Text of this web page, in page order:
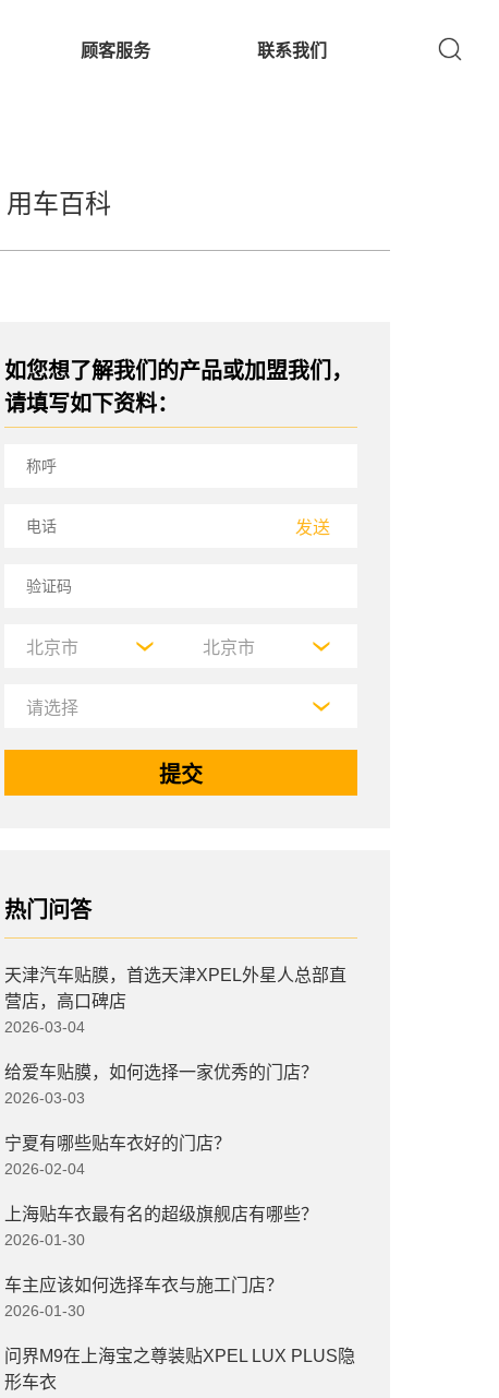
顾客服务 联系我们
用车百科
如您想了解我们的产品或加盟我们，
请填写如下资料：
发送
热门问答
天津汽车贴膜，首选天津XPEL外星人总部直
营店，高口碑店
2026-03-04
给爱车贴膜，如何选择一家优秀的门店？
2026-03-03
宁夏有哪些贴车衣好的门店？
2026-02-04
上海贴车衣最有名的超级旗舰店有哪些？
2026-01-30
车主应该如何选择车衣与施工门店？
2026-01-30
问界M9在上海宝之尊装贴XPEL LUX PLUS隐
形车衣